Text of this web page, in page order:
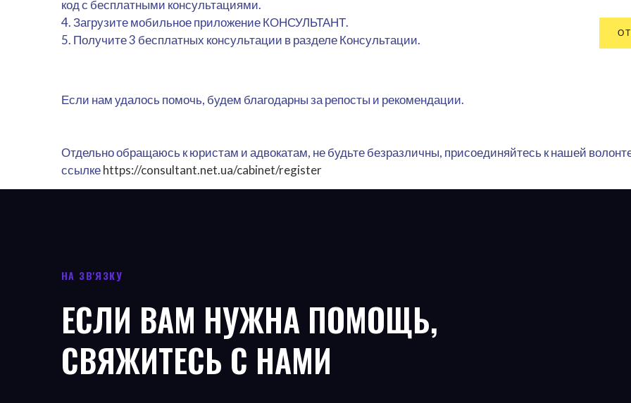
код с бесплатными консультациями.
4. Загрузите мобильное приложение КОНСУЛЬТАНТ.
5. Получите 3 бесплатных консультации в разделе Консультации.
Если нам удалось помочь, будем благодарны за репосты и рекомендации.
Отдельно обращаюсь к юристам и адвокатам, не будьте безразличны, присоединяйтесь к нашей
ссылкеhttps://consultant.net.ua/cabinet/register
НА ЗВ'ЯЗКУ
ЕСЛИ ВАМ НУЖНА ПОМОЩЬ,
СВЯЖИТЕСЬ С НАМИ